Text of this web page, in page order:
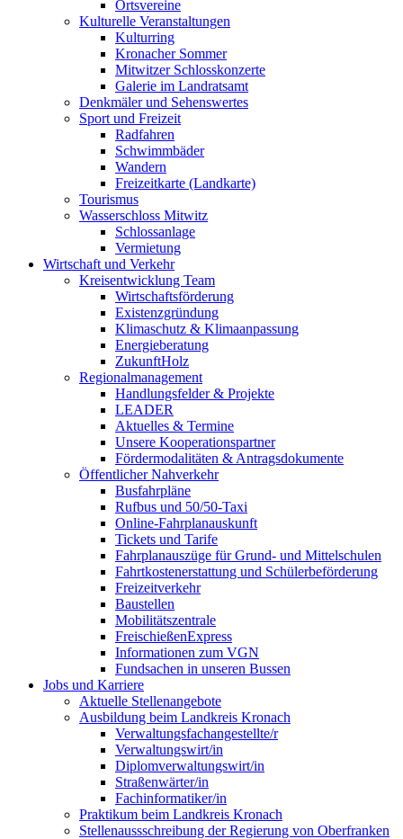
Ortsvereine
Kulturelle Veranstaltungen
Kulturring
Kronacher Sommer
Mitwitzer Schlosskonzerte
Galerie im Landratsamt
Denkmäler und Sehenswertes
Sport und Freizeit
Radfahren
Schwimmbäder
Wandern
Freizeitkarte (Landkarte)
Tourismus
Wasserschloss Mitwitz
Schlossanlage
Vermietung
Wirtschaft und Verkehr
Kreisentwicklung Team
Wirtschaftsförderung
Existenzgründung
Klimaschutz & Klimaanpassung
Energieberatung
ZukunftHolz
Regionalmanagement
Handlungsfelder & Projekte
LEADER
Aktuelles & Termine
Unsere Kooperationspartner
Fördermodalitäten & Antragsdokumente
Öffentlicher Nahverkehr
Busfahrpläne
Rufbus und 50/50-Taxi
Online-Fahrplanauskunft
Tickets und Tarife
Fahrplanauszüge für Grund- und Mittelschulen
Fahrtkostenerstattung und Schülerbeförderung
Freizeitverkehr
Baustellen
Mobilitätszentrale
FreischießenExpress
Informationen zum VGN
Fundsachen in unseren Bussen
Jobs und Karriere
Aktuelle Stellenangebote
Ausbildung beim Landkreis Kronach
Verwaltungsfachangestellte/r
Verwaltungswirt/in
Diplomverwaltungswirt/in
Straßenwärter/in
Fachinformatiker/in
Praktikum beim Landkreis Kronach
Stellenaussschreibung der Regierung von Oberfranken